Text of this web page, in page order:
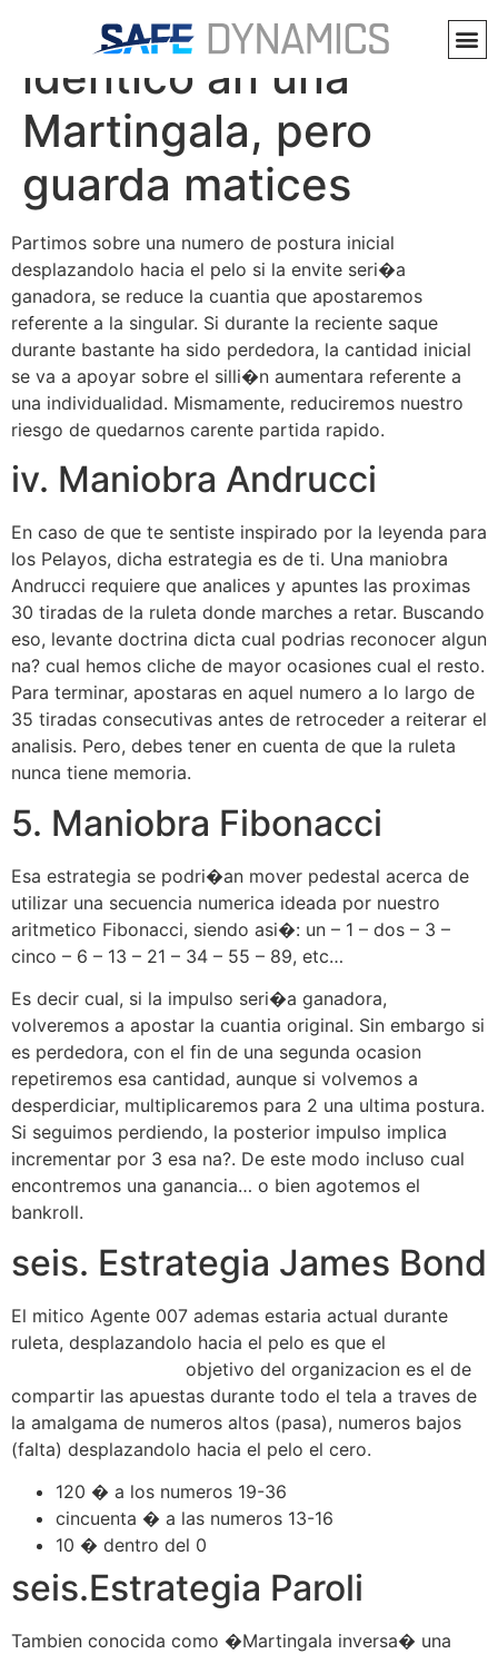
Este metodo seri�a
identico an una
Martingala, pero
guarda matices
Partimos sobre una numero de postura inicial
desplazandolo hacia el pelo si la envite seri�a
ganadora, se reduce la cuantia que apostaremos
referente a la singular. Si durante la reciente saque
durante bastante ha sido perdedora, la cantidad inicial
se va a apoyar sobre el silli�n aumentara referente a
una individualidad. Mismamente, reduciremos nuestro
riesgo de quedarnos carente partida rapido.
iv. Maniobra Andrucci
En caso de que te sentiste inspirado por la leyenda para
los Pelayos, dicha estrategia es de ti. Una maniobra
Andrucci requiere que analices y apuntes las proximas
30 tiradas de la ruleta donde marches a retar. Buscando
eso, levante doctrina dicta cual podrias reconocer algun
na? cual hemos cliche de mayor ocasiones cual el resto.
Para terminar, apostaras en aquel numero a lo largo de
35 tiradas consecutivas antes de retroceder a reiterar el
analisis. Pero, debes tener en cuenta de que la ruleta
nunca tiene memoria.
5. Maniobra Fibonacci
Esa estrategia se podri�an mover pedestal acerca de
utilizar una secuencia numerica ideada por nuestro
aritmetico Fibonacci, siendo asi�: un – 1 – dos – 3 –
cinco – 6 – 13 – 21 – 34 – 55 – 89, etc…
Es decir cual, si la impulso seri�a ganadora,
volveremos a apostar la cuantia original. Sin embargo si
es perdedora, con el fin de una segunda ocasion
repetiremos esa cantidad, aunque si volvemos a
desperdiciar, multiplicaremos para 2 una ultima postura.
Si seguimos perdiendo, la posterior impulso implica
incrementar por 3 esa na?. De este modo incluso cual
encontremos una ganancia… o bien agotemos el
bankroll.
seis. Estrategia James Bond
El mitico Agente 007 ademas estaria actual durante
ruleta, desplazandolo hacia el pelo es que el
objetivo del organizacion es el de
compartir las apuestas durante todo el tela a traves de
la amalgama de numeros altos (pasa), numeros bajos
(falta) desplazandolo hacia el pelo el cero.
120 � a los numeros 19-36
cincuenta � a las numeros 13-16
10 � dentro del 0
seis.Estrategia Paroli
Tambien conocida como �Martingala inversa� una